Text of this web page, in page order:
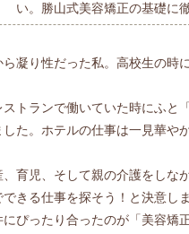
い。勝山式美容矯正の基礎に
凝り性だった私。高校生の時
トランで働いていた時にふと
た。ホテルの仕事は一見華や
、育児、そして親の介護をしな
きる仕事を探そう！と決意しま
ぴったり合ったのが「美容矯